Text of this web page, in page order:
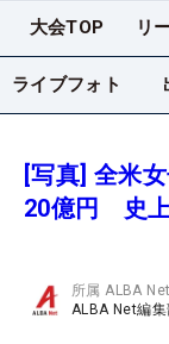
大会TOP リ
ライブフォト
[写真] 全米
20億円 史
所属ALBA
ALBA Net編集